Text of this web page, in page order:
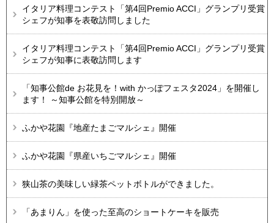
イタリア料理コンテスト「第4回Premio ACCI」グランプリ受賞
シェフが知事を表敬訪問しました
イタリア料理コンテスト「第4回Premio ACCI」グランプリ受賞
シェフが知事に表敬訪問します
「知事公館de お花見を！with かっぽフェスタ2024」を開催し
ます！ ～知事公館を特別開放～
ふかや花園『地産たまごマルシェ』開催
ふかや花園『県産いちごマルシェ』開催
狭山茶の美味しい緑茶ペットボトルができました。
「あまりん」を使った至高のショートケーキを販売